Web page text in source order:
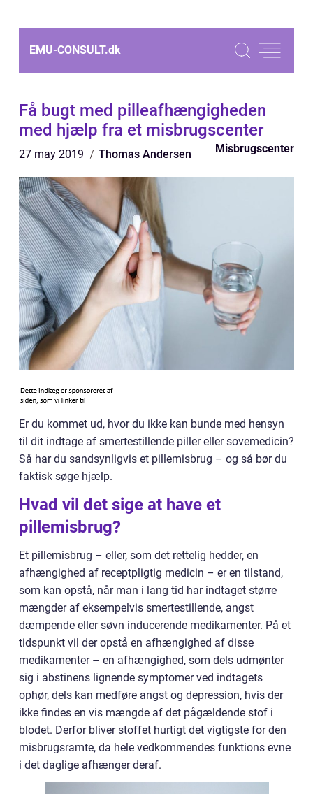
EMU-CONSULT.dk
Få bugt med pilleafhængigheden
med hjælp fra et misbrugscenter
27 may 2019 Thomas Andersen Misbrugscenter
Er du kommet ud, hvor du ikke kan bunde med hensyn
til dit indtage af smertestillende piller eller sovemedicin?
Så har du sandsynligvis et pillemisbrug – og så bør du
faktisk søge hjælp.
Hvad vil det sige at have et
pillemisbrug?
Et pillemisbrug – eller, som det rettelig hedder, en
afhængighed af receptpligtig medicin – er en tilstand,
som kan opstå, når man i lang tid har indtaget større
mængder af eksempelvis smertestillende, angst
dæmpende eller søvn inducerende medikamenter. På et
tidspunkt vil der opstå en afhængighed af disse
medikamenter – en afhængighed, som dels udmønter
sig i abstinens lignende symptomer ved indtagets
ophør, dels kan medføre angst og depression, hvis der
ikke findes en vis mængde af det pågældende stof i
blodet. Derfor bliver stoffet hurtigt det vigtigste for den
misbrugsramte, da hele vedkommendes funktions evne
i det daglige afhænger deraf.